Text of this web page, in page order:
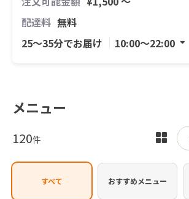
配達料 無料
25〜35分でお届け
10:00〜22:00
メニュー
120件
表
を
すべて おすすめメニュー